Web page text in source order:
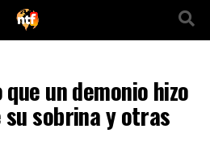
un demonio hizo
su sobrina y otras